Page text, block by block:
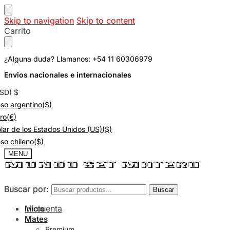
Skip to navigation Skip to content
Carrito
¿Alguna duda? Llamanos: +54 11 60306979
Envios nacionales e internacionales
$
argentino($)
(€)
de los Estados Unidos (US)($)
chileno($)
MENU
Buscar por: Buscar
Mi cuenta
Buscar por: Buscar
Inicio
Mates